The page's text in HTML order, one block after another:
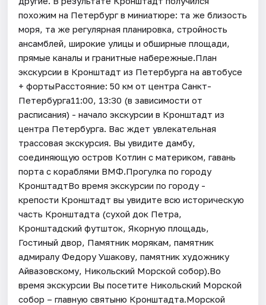
похожим на Петербург в миниатюре: та же близость
моря, та же регулярная планировка, стройность
ансамблей, широкие улицы и обширные площади,
прямые каналы и гранитные набережные.План
экскурсии в Кронштадт из Петербурга на автобусе
+ фортыРасстояние: 50 км от центра Санкт-
Петербурга11:00, 13:30 (в зависимости от
расписания) - начало экскурсии в Кронштадт из
центра Петербурга. Вас ждет увлекательная
трассовая экскурсия. Вы увидите дамбу,
соединяющую остров Котлин с материком, гавань
порта с кораблями ВМФ.Прогулка по городу
КронштадтВо время экскурсии по городу -
крепости Кронштадт вы увидите всю историческую
часть Кронштадта (сухой док Петра,
Кронштадский футшток, Якорную площадь,
Гостиный двор, Памятник морякам, памятник
адмиралу Федору Ушакову, памятник художнику
Айвазовскому, Никольский Морской собор).Во
время экскурсии Вы посетите Никольский Морской
собор – главную святыню Кронштадта.Морской